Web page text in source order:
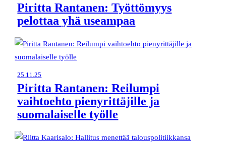
Piritta Rantanen: Työttömyys
pelottaa yhä useampaa
25.11.25
Piritta Rantanen: Reilumpi
vaihtoehto pienyrittäjille ja
suomalaiselle työlle